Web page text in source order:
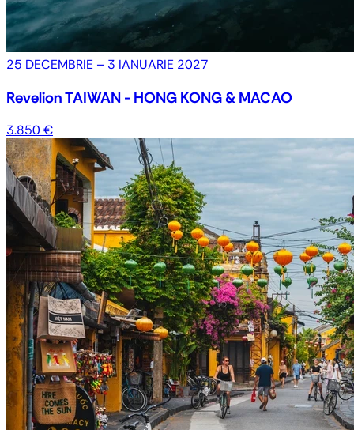
25 DECEMBRIE – 3 IANUARIE 2027
Revelion TAIWAN - HONG KONG & MACAO
3.850 €